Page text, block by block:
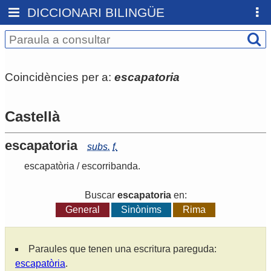
DICCIONARI BILINGÜE
Coincidències per a: escapatoria
Castellà
escapatoria subs. f.
escapatòria /escorribanda.
Buscar escapatoriaen:
General
Sinònims Rima
Paraules que tenen una escritura pareguda:
escapatòria.